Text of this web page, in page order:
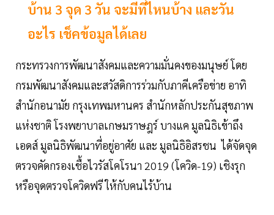
บ้าน 3 จุด 3 วัน จะมีที่ไหนบ้าง และวัน
อะไร เช็คข้อมูลได้เลย
กระทรวงการพัฒนาสังคมและความมั่นคงของมนุษย์ โดย
กรมพัฒนาสังคมและสวัสดิการร่วมกับภาคีเครือข่าย อาทิ
สำนักอนามัย กรุงเทพมหานคร สำนักหลักประกันสุขภาพ
แห่งชาติ โรงพยาบาลเกษมราษฎร์ บางแค มูลนิธิเข้าถึง
เอดส์ มูลนิธิพัฒนาที่อยู่อาศัย และ มูลนิธิอิสรชน ได้จัดจุด
ตรวจคัดกรองเชื้อไวรัสโคโรนา 2019 (โควิด-19) เชิงรุก
หรือจุดตรวจโควิดฟรี ให้กับคนไร้บ้าน